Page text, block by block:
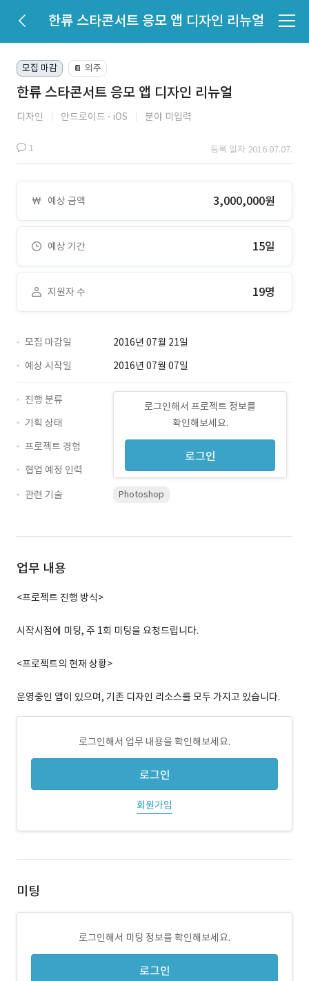
한류 스타콘서트 응모 앱 디자인 리뉴얼
모집 마감 📔 외주
한류 스타콘서트 응모 앱 디자인 리뉴얼
디자인 안드로이드 iOS 분야 미입력
1 등록 일자 2016.07.07.
예상 금액 3,000,000원
예상 기간 15일
지원자 수 19명
모집 마감일
2016년 07월 21일
예상 시작일
2016년 07월 07일
로그인해서 프로젝트 정보를
확인해보세요.
로그인
진행 분류
기획 상태
프로젝트 경험
협업 예정 인력
관련 기술
Photoshop
업무 내용
<프로젝트 진행 방식>
시작시점에 미팅, 주 1회 미팅을 요청드립니다.
<프로젝트의 현재 상황>
운영중인 앱이 있으며, 기존 디자인 리소스를 모두 가지고 있습니다.
로그인해서 업무 내용을 확인해보세요.
로그인
회원가입
미팅
로그인해서 미팅 정보를 확인해보세요.
로그인